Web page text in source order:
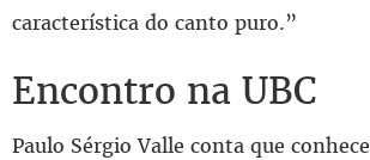
característica do canto puro.”
Encontro na UBC
Paulo Sérgio Valle conta que